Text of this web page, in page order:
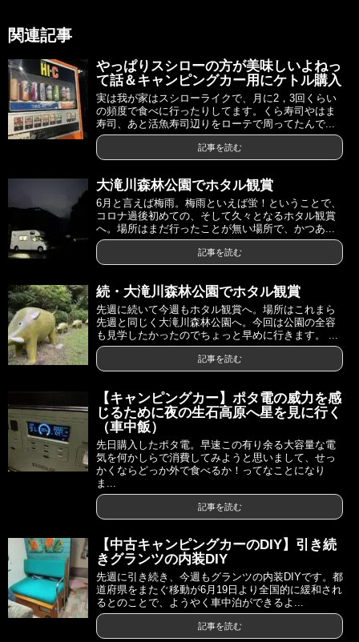
関連記事
やっぱりスシローの方が美味しいよねっ
て話＆キャンピングカー用にケトル購入
実は我が家はスシローライクで、月に2，3回くらい
の頻度で食べに行ったりしてます。くら寿司やはま
寿司、あと活魚寿司辺りをローテで周ってたんで...
記事を読む
大滝川森林公園でホタル観賞
6月と言えば梅雨。梅雨といえば蛍！ということで、
コロナ過後初めての、そして久々となるホタル観賞
へ。場所はまだ行ったことが無い場所で、かつあ...
記事を読む
続・大滝川森林公園でホタル観賞
先週に続いて今週もホタル観賞へ。場所はこれまら
先週と同じく大滝川森林公園へ。今回は公園の全容
も見学したかったのでちょっと早めに行きます。 ...
記事を読む
【キャンピングカー】ポタ電の威力を感
じるために夜の生石高原へ星を見に行く
（車中飯）
先日購入したポタ電。早速この有り余る大容量な電
気を何かしらで消費してみようと思いまして、せっ
かくならどっか外で食べるか！ってなことになり
ま...
記事を読む
【中古キャンピングカーのDIY】引き続
きグランツの内装DIY
先週に引き続き、今週もグランツの内装DIYです。都
道府県をまたぐ移動が6月19日より全国的に緩和され
るとのことで、ようやく車中泊ができるよ...
記事を読む